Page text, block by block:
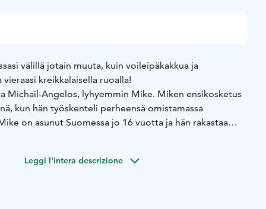
välillä jotain muuta, kuin voileipäkakkua ja
kreikkalaisella ruoalla!
Michail-Angelos, lyhyemmin Mike. Miken ensikosketus
kun hän työskenteli perheensä omistamassa
on asunut Suomessa jo 16 vuotta ja hän rakastaa
valmistamme mieluiten asiakkaan tiloissa. Meiltä löytyy
Leggi l'intera descrizione